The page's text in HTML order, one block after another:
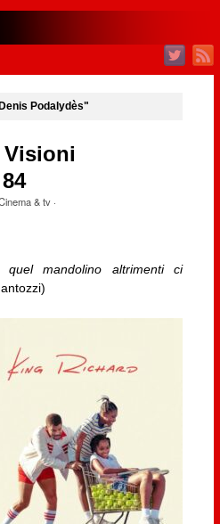
Podalydès"
Visioni
& tv·
mandolino altrimenti ci